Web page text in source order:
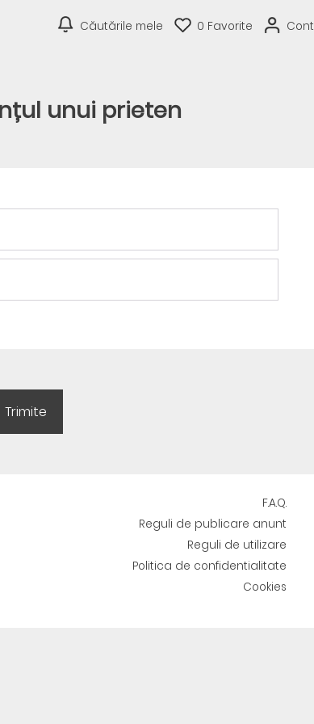
Căutările mele 0 Favorite
unui prieten
F.A.Q.
Reguli de publicare anunt
Reguli de utilizare
Politica de confidentialitate
Cookies